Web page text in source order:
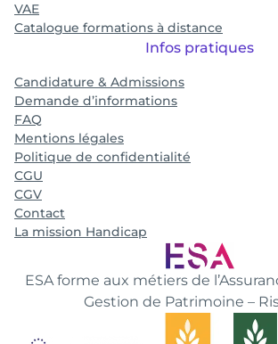
ESA forme aux métiers de
Gestion de Patrimoine –
VAE
Catalogue formations à distance
Infos pratiques
Candidature & Admissions
Demande d’informations
FAQ
Mentions légales
Politique de confidentialité
CGU
CGV
Contact
La mission Handicap